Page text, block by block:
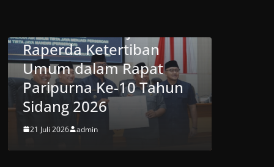
Tahun
Kabupaten Sukabumi
Hadiri Peresmian
Jembatan Garuda Suci di
Cikembar
20 Juli 2026